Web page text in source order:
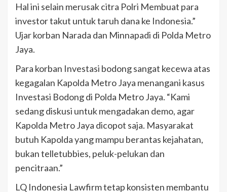
Hal ini selain merusak citra Polri Membuat para
investor takut untuk taruh dana ke Indonesia.”
Ujar korban Narada dan Minnapadi di Polda Metro
Jaya.
Para korban Investasi bodong sangat kecewa atas
kegagalan Kapolda Metro Jaya menangani kasus
Investasi Bodong di Polda Metro Jaya. “Kami
sedang diskusi untuk mengadakan demo, agar
Kapolda Metro Jaya dicopot saja. Masyarakat
butuh Kapolda yang mampu berantas kejahatan,
bukan telletubbies, peluk-pelukan dan
pencitraan.”
LQ Indonesia Lawfirm tetap konsisten membantu